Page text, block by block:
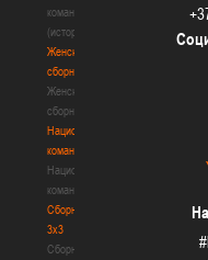
команда
(история)
Женские
сборные
Женские
сборные
Национальная
команда
Национальная
команда
Сборные
3х3
Сборные